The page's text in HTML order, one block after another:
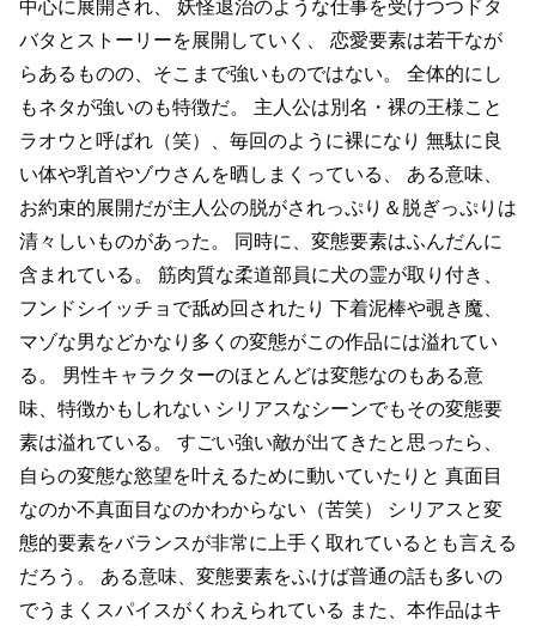
中心に展開され、
妖怪退治のような仕事を受けつつドタ
バタとストーリーを展開していく、
恋愛要素は若干なが
らあるものの、そこまで強いものではない。
全体的にし
もネタが強いのも特徴だ。
主人公は別名・裸の王様こと
ラオウと呼ばれ（笑）、毎回のように裸になり 無駄に良
い体や乳首やゾウさんを晒しまくっている、
ある意味、
お約束的展開だが主人公の脱がされっぷり＆脱ぎっぷりは
清々しいものがあった。
同時に、変態要素はふんだんに
含まれている。
筋肉質な柔道部員に犬の霊が取り付き、
フンドシイッチョで舐め回されたり 下着泥棒や覗き魔、
マゾな男などかなり多くの変態がこの作品には溢れてい
る。
男性キャラクターのほとんどは変態なのもある意
味、特徴かもしれない シリアスなシーンでもその変態要
素は溢れている。
すごい強い敵が出てきたと思ったら、
自らの変態な慾望を叶えるために動いていたりと 真面目
なのか不真面目なのかわからない（苦笑）
シリアスと変
態的要素をバランスが非常に上手く取れているとも言える
だろう。
ある意味、変態要素をふけば普通の話も多いの
でうまくスパイスがくわえられている また、本作品はキ